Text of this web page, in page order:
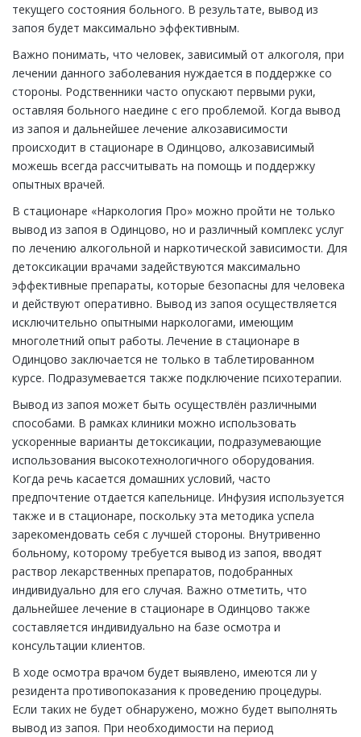
текущего состояния больного. В результате, вывод из
запоя будет максимально эффективным.
Важно понимать, что человек, зависимый от алкоголя, при
лечении данного заболевания нуждается в поддержке со
стороны. Родственники часто опускают первыми руки,
оставляя больного наедине с его проблемой. Когда вывод
из запоя и дальнейшее лечение алкозависимости
происходит в стационаре в Одинцово, алкозависимый
можешь всегда рассчитывать на помощь и поддержку
опытных врачей.
В стационаре «Наркология Про» можно пройти не только
вывод из запоя в Одинцово, но и различный комплекс услуг
по лечению алкогольной и наркотической зависимости. Для
детоксикации врачами задействуются максимально
эффективные препараты, которые безопасны для человека
и действуют оперативно. Вывод из запоя осуществляется
исключительно опытными наркологами, имеющим
многолетний опыт работы. Лечение в стационаре в
Одинцово заключается не только в таблетированном
курсе. Подразумевается также подключение психотерапии.
Вывод из запоя может быть осуществлён различными
способами. В рамках клиники можно использовать
ускоренные варианты детоксикации, подразумевающие
использования высокотехнологичного оборудования.
Когда речь касается домашних условий, часто
предпочтение отдается капельнице. Инфузия используется
также и в стационаре, поскольку эта методика успела
зарекомендовать себя с лучшей стороны. Внутривенно
больному, которому требуется вывод из запоя, вводят
раствор лекарственных препаратов, подобранных
индивидуально для его случая. Важно отметить, что
дальнейшее лечение в стационаре в Одинцово также
составляется индивидуально на базе осмотра и
консультации клиентов.
В ходе осмотра врачом будет выявлено, имеются ли у
резидента противопоказания к проведению процедуры.
Если таких не будет обнаружено, можно будет выполнять
вывод из запоя. При необходимости на период